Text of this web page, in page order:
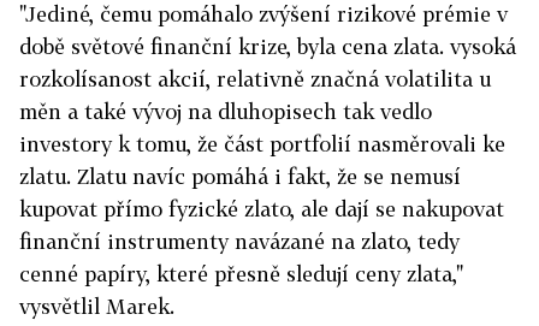
"Jediné, čemu pomáhalo zvýšení rizikové prémie v
době světové finanční krize, byla cena zlata. vysoká
rozkolísanost akcií, relativně značná volatilita u
měn a také vývoj na dluhopisech tak vedlo
investory k tomu, že část portfolií nasměrovali ke
zlatu. Zlatu navíc pomáhá i fakt, že se nemusí
kupovat přímo fyzické zlato, ale dají se nakupovat
finanční instrumenty navázané na zlato, tedy
cenné papíry, které přesně sledují ceny zlata,"
vysvětlil Marek.